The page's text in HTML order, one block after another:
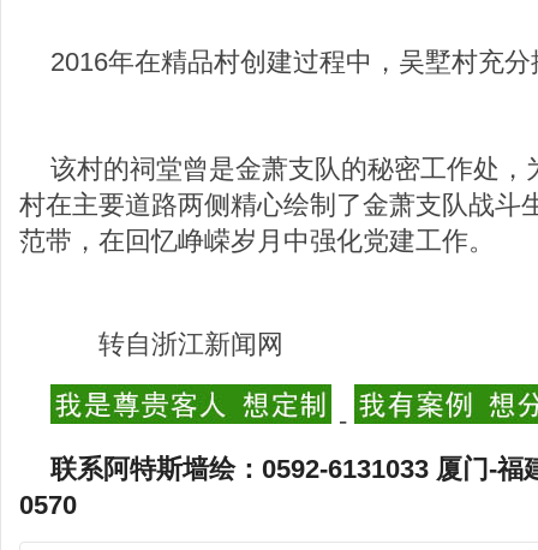
2016年在精品村创建过程中，吴墅村充
该村的祠堂曾是金萧支队的秘密工作处
村在主要道路两侧精心绘制了金萧支队战斗
范带，在回忆峥嵘岁月中强化党建工作。
转自浙江新闻网
-
联系阿特斯墙绘：0592-6131033 厦门-福
0570